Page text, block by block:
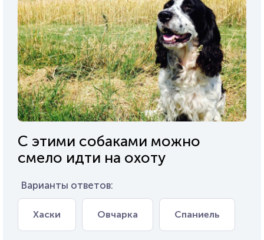
С этими собаками можно
смело идти на охоту
Варианты ответов:
Хаски Овчарка Спаниель